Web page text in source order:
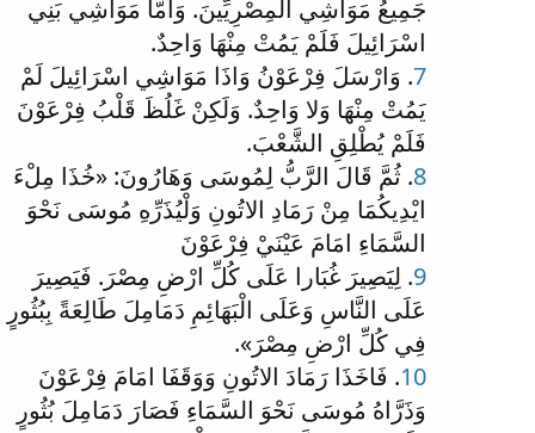
جَمِيعُ مَوَاشِي الْمِصْرِيِّينَ. وَامَّا مَوَاشِي بَنِي
اسْرَائِيلَ فَلَمْ يَمُتْ مِنْهَا وَاحِدٌ.
7. وَارْسَلَ فِرْعَوْنُ وَاذَا مَوَاشِي اسْرَائِيلَ لَمْ
يَمُتْ مِنْهَا وَلا وَاحِدٌ. وَلَكِنْ غَلُظَ قَلْبُ فِرْعَوْنَ
فَلَمْ يُطْلِقِ الشَّعْبَ.
8. ثُمَّ قَالَ الرَّبُّ لِمُوسَى وَهَارُونَ: «خُذَا مِلْءَ
ايْدِيكُمَا مِنْ رَمَادِ الاتُونِ وَلْيُذَرِّهِ مُوسَى نَحْوَ
السَّمَاءِ امَامَ عَيْنَيْ فِرْعَوْنَ
9. لِيَصِيرَ غُبَارا عَلَى كُلِّ ارْضِ مِصْرَ. فَيَصِيرَ
عَلَى النَّاسِ وَعَلَى الْبَهَائِمِ دَمَامِلَ طَالِعَةً بِبُثُورٍ
فِي كُلِّ ارْضِ مِصْرَ».
10. فَاخَذَا رَمَادَ الاتُونِ وَوَقَفَا امَامَ فِرْعَوْنَ
وَذَرَّاهُ مُوسَى نَحْوَ السَّمَاءِ فَصَارَ دَمَامِلَ بُثُورٍ